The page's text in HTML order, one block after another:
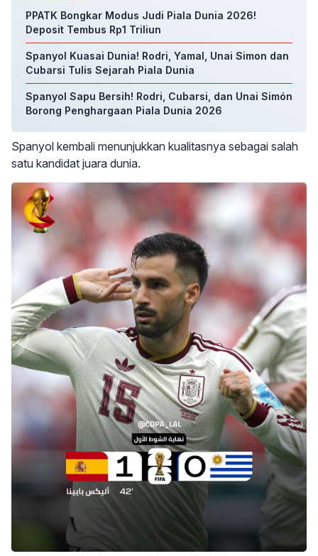
PPATK Bongkar Modus Judi Piala Dunia 2026!
Deposit Tembus Rp1 Triliun
Spanyol Kuasai Dunia! Rodri, Yamal, Unai Simon dan
Cubarsi Tulis Sejarah Piala Dunia
Spanyol Sapu Bersih! Rodri, Cubarsi, dan Unai Simón
Borong Penghargaan Piala Dunia 2026
Spanyol kembali menunjukkan kualitasnya sebagai salah
satu kandidat juara dunia.